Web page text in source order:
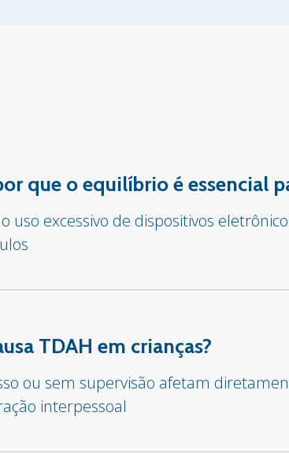
que o equilíbrio é essencial
uso excessivo de dispositivos
TDAH em crianças?
ou sem supervisão afetam
interpessoal